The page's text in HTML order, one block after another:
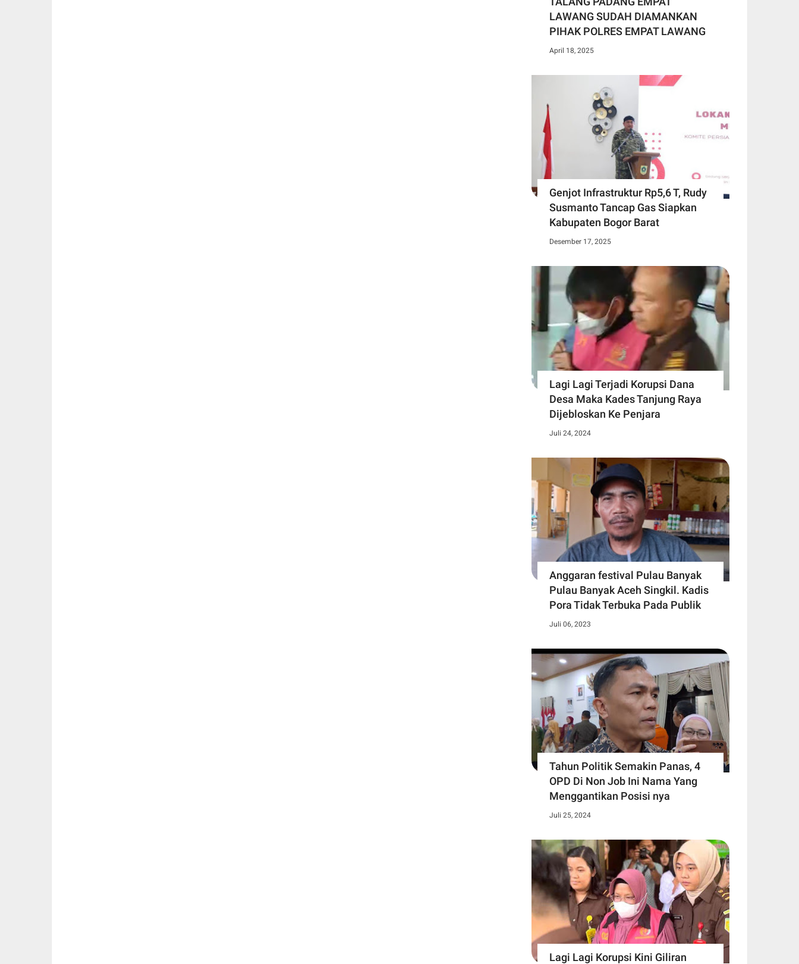
LAWANG SUDAH DIAMANKAN
PIHAK POLRES EMPAT LAWANG
April 18, 2025
Genjot Infrastruktur Rp5,6 T, Rudy
Susmanto Tancap Gas Siapkan
Kabupaten Bogor Barat
Desember 17, 2025
Lagi Lagi Terjadi Korupsi Dana
Desa Maka Kades Tanjung Raya
Dijebloskan Ke Penjara
Juli 24, 2024
Anggaran festival Pulau Banyak
Pulau Banyak Aceh Singkil. Kadis
Pora Tidak Terbuka Pada Publik
Juli 06, 2023
Tahun Politik Semakin Panas, 4
OPD Di Non Job Ini Nama Yang
Menggantikan Posisi nya
Juli 25, 2024
Lagi Lagi Korupsi Kini Giliran